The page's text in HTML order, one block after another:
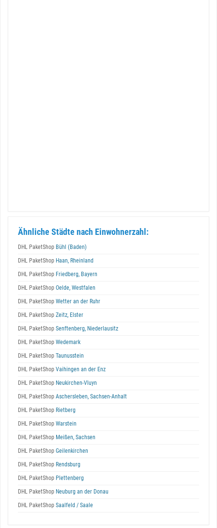
Ähnliche Städte nach Einwohnerzahl:
DHL PaketShop Bühl (Baden)
DHL PaketShop Haan, Rheinland
DHL PaketShop Friedberg, Bayern
DHL PaketShop Oelde, Westfalen
DHL PaketShop Wetter an der Ruhr
DHL PaketShop Zeitz, Elster
DHL PaketShop Senftenberg, Niederlausitz
DHL PaketShop Wedemark
DHL PaketShop Taunusstein
DHL PaketShop Vaihingen an der Enz
DHL PaketShop Neukirchen-Vluyn
DHL PaketShop Aschersleben, Sachsen-Anhalt
DHL PaketShop Rietberg
DHL PaketShop Warstein
DHL PaketShop Meißen, Sachsen
DHL PaketShop Geilenkirchen
DHL PaketShop Rendsburg
DHL PaketShop Plettenberg
DHL PaketShop Neuburg an der Donau
DHL PaketShop Saalfeld / Saale